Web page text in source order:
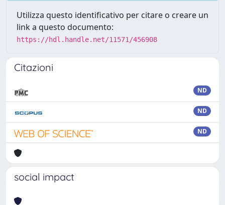
Utilizza questo identificativo per citare o creare un
link a questo documento:
https://hdl.handle.net/11571/456908
Citazioni
ND
ND
ND
social impact